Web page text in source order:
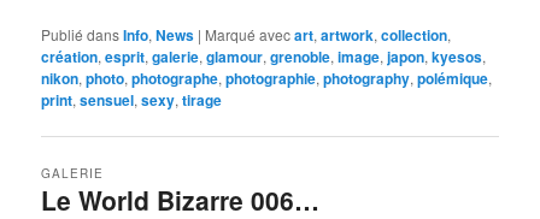
Publié dansInfo,News | Marqué avecart,artwork,collection,
création,esprit,galerie,glamour,grenoble,image,japon,kyesos,
nikon,photo,photographe,photographie,photography,polémique,
print,sensuel,sexy,tirage
Le World Bizarre 006…
GALERIE